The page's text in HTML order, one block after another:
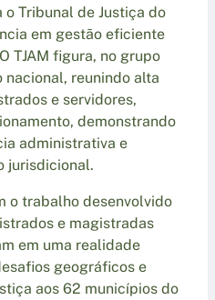
o Tribunal de Justiça do
em gestão eficiente
TJAM figura, no grupo
nacional, reunindo alta
e servidores,
demonstrando
administrativa e
jurisdicional.
o trabalho desenvolvido
e magistradas
em uma realidade
geográficos e
aos 62 municípios do